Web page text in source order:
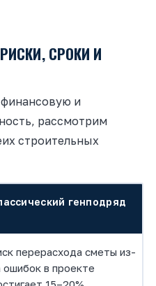
СРОКИ И
и
рассмотрим
строительных
генподряд
перерасхода сметы из-
ошибок в проекте